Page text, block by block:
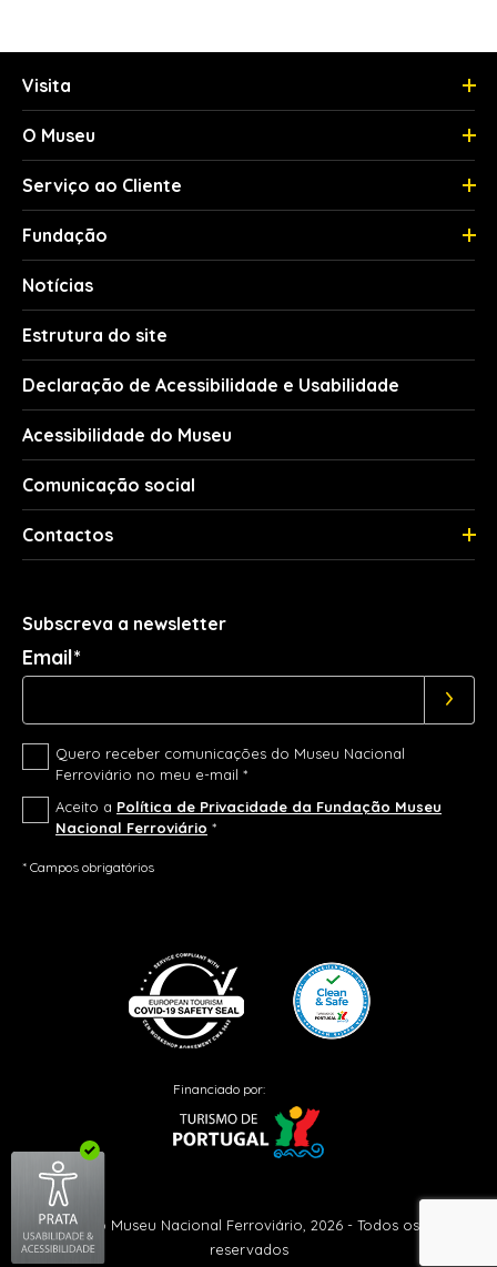
Visita
O Museu
Serviço ao Cliente
Fundação
Notícias
Estrutura do site
Declaração de Acessibilidade e Usabilidade
Acessibilidade do Museu
Comunicação social
Contactos
Subscreva a newsletter
Email*
Quero receber comunicações do Museu Nacional
Ferroviário no meu e-mail *
Aceito a Política de Privacidade da Fundação Museu
Nacional Ferroviário *
* Campos obrigatórios
Financiado por:
© Fundação Museu Nacional Ferroviário, 2026 - Todos os direitos
reservados